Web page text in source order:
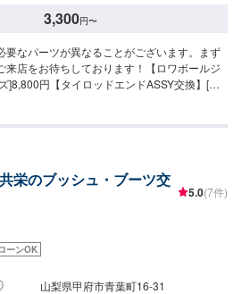
3,300円〜
要なパーツが異なることがございます。まず
店をお待ちしております！【ロワボールジ
]8,800円【タイロッドエンドASSY交換】[軽
円[小型車]16,500円[普通車]17,600円【ステ
栄のブッシュ・ブーツ交
5.0(7件)
ローンOK
山梨県甲府市青葉町16-31